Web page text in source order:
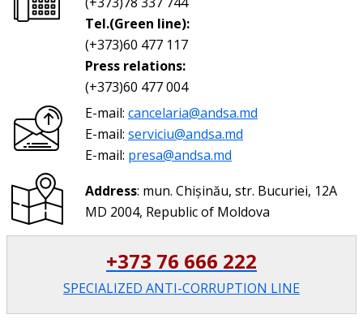
Tel.(Green line):
(+373)60 477 117
Press relations:
(+373)60 477 004
E-mail: cancelaria@andsa.md
E-mail: serviciu@andsa.md
E-mail: presa@andsa.md
Address: mun. Chișinău, str. Bucuriei, 12A
MD 2004, Republic of Moldova
+373 76 666 222
SPECIALIZED ANTI-CORRUPTION LINE